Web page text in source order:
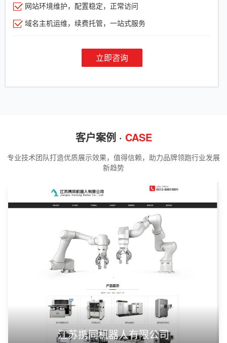
网站环境维护，配置稳定，正常访问
域名主机运维，续费托管，一站式服务
立即咨询
客户案例 · CASE
专业技术团队打造优质展示效果，值得信赖，助力品牌领跑行业发展
新趋势
江苏携同机器人有限公司